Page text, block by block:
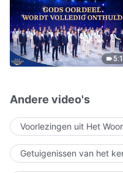
Andere video's
Voorlezingen uit Het
Getuigenissen van het